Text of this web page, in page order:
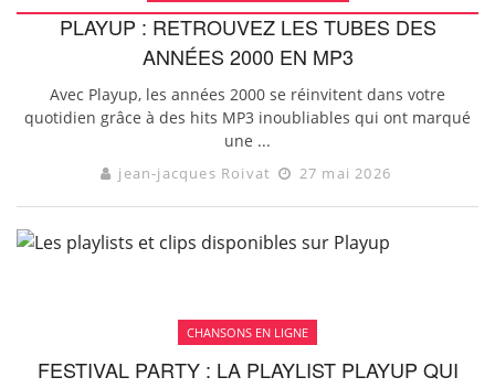
PLAYUP : RETROUVEZ LES TUBES DES
ANNÉES 2000 EN MP3
Avec Playup, les années 2000 se réinvitent dans votre
quotidien grâce à des hits MP3 inoubliables qui ont marqué
une ...
jean-jacques Roivat 27 mai 2026
CHANSONS EN LIGNE
FESTIVAL PARTY : LA PLAYLIST PLAYUP QUI